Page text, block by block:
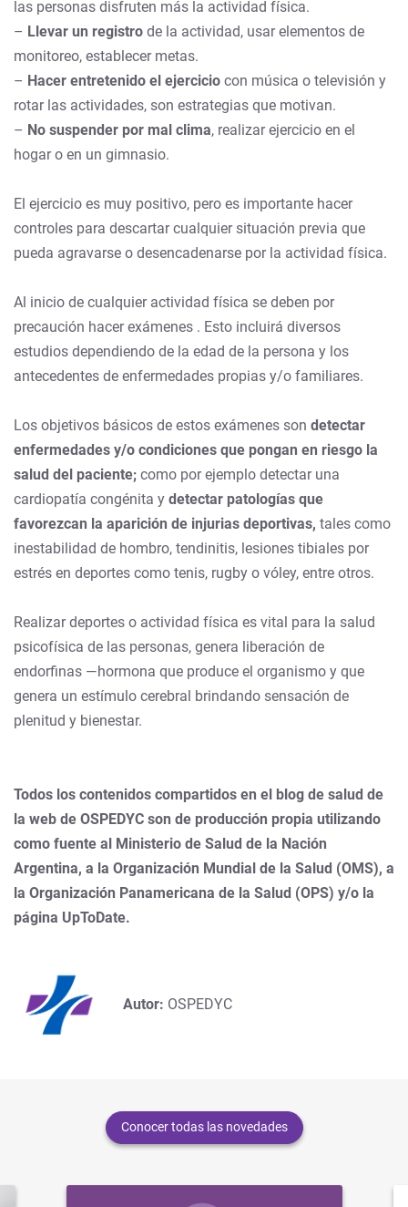
las personas disfruten más la actividad física.
– Llevar un registro de la actividad, usar elementos de
monitoreo, establecer metas.
– Hacer entretenido el ejercicio con música o televisión y
rotar las actividades, son estrategias que motivan.
– No suspender por mal clima, realizar ejercicio en el
hogar o en un gimnasio.
El ejercicio es muy positivo, pero es importante hacer
controles para descartar cualquier situación previa que
pueda agravarse o desencadenarse por la actividad física.
Al inicio de cualquier actividad física se deben por
precaución hacer exámenes . Esto incluirá diversos
estudios dependiendo de la edad de la persona y los
antecedentes de enfermedades propias y/o familiares.
Los objetivos básicos de estos exámenes son detectar
enfermedades y/o condiciones que pongan en riesgo la
salud del paciente; como por ejemplo detectar una
cardiopatía congénita y detectar patologías que
favorezcan la aparición de injurias deportivas, tales como
inestabilidad de hombro, tendinitis, lesiones tibiales por
estrés en deportes como tenis, rugby o vóley, entre otros.
Realizar deportes o actividad física es vital para la salud
psicofísica de las personas, genera liberación de
endorfinas —hormona que produce el organismo y que
genera un estímulo cerebral brindando sensación de
plenitud y bienestar.
Todos los contenidos compartidos en el blog de salud de
la web de OSPEDYC son de producción propia utilizando
como fuente al Ministerio de Salud de la Nación
Argentina, a la Organización Mundial de la Salud (OMS), a
la Organización Panamericana de la Salud (OPS) y/o la
página UpToDate.
Autor: OSPEDYC
Conocer todas las novedades